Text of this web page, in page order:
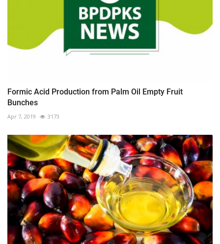
Formic Acid Production from Palm Oil Empty Fruit
Bunches
Apr 7, 2019 3173